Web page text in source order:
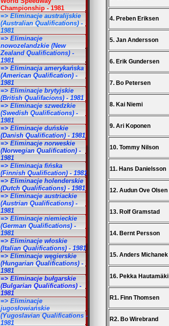
Championship - 1981
=> Eliminacje australijskie
(Australian Qualifications) -
1981
=> Eliminacje
nowozelandzkie (New
Zealand Qualifications) -
1981
=> Eliminacja amerykańska
(American Qualification) -
1981
=> Eliminacje brytyjskie
(British Qualifacions) - 1981
=> Eliminacje szwedzkie
(Swedish Qualifications) -
1981
=> Eliminacje duńskie
(Danish Qualification) - 1981
=> Eliminacje norweskie
(Norwegian Qualification) -
1981
=> Eliminacja fińska
(Finnish Qualification) - 1981
=> Eliminacje holenderskie
(Dutch Qualifications) - 1981
=> Eliminacje austriackie
(Austrian Qualifications) -
1981
=> Eliminacje niemieckie
(German Qualifications) -
1981
=> Eliminacje włoskie
(Italian Qualifications) - 1981
=> Eliminacje węgierskie
(Hungarian Qualifications) -
1981
=> Eliminacje bułgarskie
(Bulgarian Qualifications) -
1981
=> Eliminacje
jugosłowiańskie
(Yugoslavian Qualifications -
1981
4. Preben Eriksen
5. Jan Andersson
6. Erik Gundersen
7. Bo Petersen
8. Kai Niemi
9. Ari Koponen
10. Tommy Nilson
11. Hans Danielsson
12. Audun Ove Olsen
13. Rolf Gramstad
14. Bernt Persson
15. Anders Michanek
16. Pekka Hautamäki
R1. Finn Thomsen
R2. Bo Wirebrand